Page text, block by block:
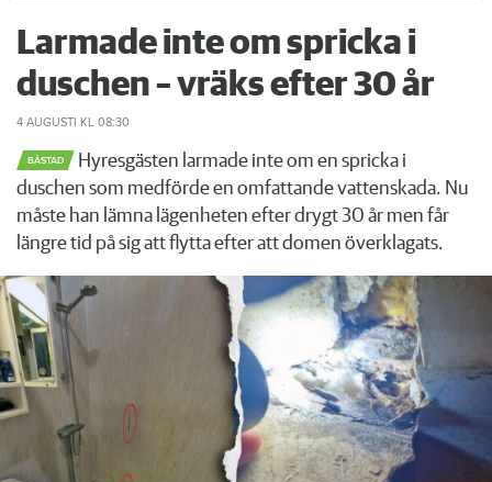
Larmade inte om spricka i
duschen – vräks efter 30 år
4 AUGUSTI KL 08:30
BÅSTAD
Hyresgästen larmade inte om en spricka i
duschen som medförde en omfattande vattenskada. Nu
måste han lämna lägenheten efter drygt 30 år men får
längre tid på sig att flytta efter att domen överklagats.